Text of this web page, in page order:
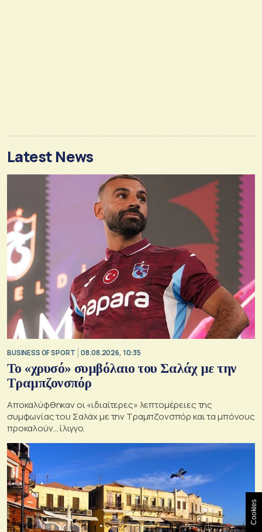
Latest News
BUSINESS OF SPORT 08.08.2026, 10:35
Το «χρυσό» συμβόλαιο του Σαλάχ με την
Τραμπζονσπόρ
Αποκαλύφθηκαν οι «ιδιαίτερες» λεπτομέρειες της
συμφωνίας του Σαλάχ με την Τραμπζονσπόρ και τα μπόνους
προκαλούν… ίλιγγο.
Cookies